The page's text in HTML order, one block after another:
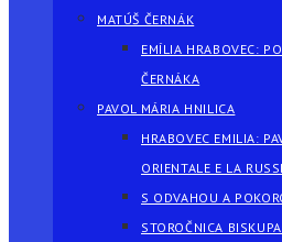
MATÚŠ ČERNÁK
EMÍLIA HRABOVEC:
ČERNÁKA
PAVOL MÁRIA HNILICA
HRABOVEC EMILIA:
ORIENTALE E LA
S ODVAHOU A
STOROČNICA